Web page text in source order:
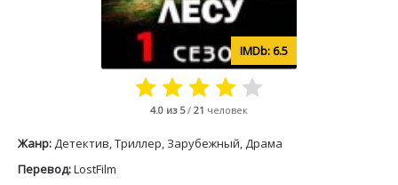
6.5
4.0 из 5/ 21 человек
Жанр:Детектив, Триллер, Зарубежный, Драма
Перевод:LostFilm